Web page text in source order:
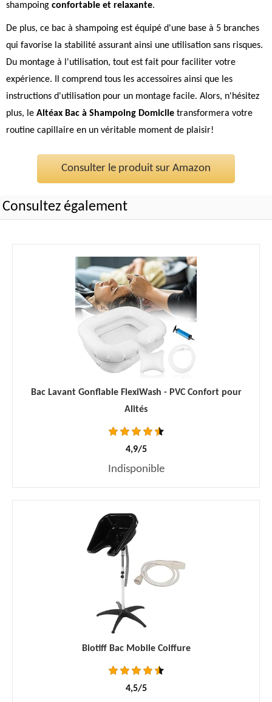
shampoing confortable et relaxante.
De plus, ce bac à shampoing est équipé d'une base à 5 branches
qui favorise la stabilité assurant ainsi une utilisation sans risques.
Du montage à l'utilisation, tout est fait pour faciliter votre
expérience. Il comprend tous les accessoires ainsi que les
instructions d'utilisation pour un montage facile. Alors, n'hésitez
plus, le Altéax Bac à Shampoing Domicile transformera votre
routine capillaire en un véritable moment de plaisir!
Consulter le produit sur Amazon
Consultez également
Bac Lavant Gonflable FlexiWash - PVC Confort pour
Alités
4,9/5
Indisponible
Biotiff Bac Mobile Coiffure
4,5/5